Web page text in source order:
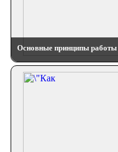
Основные принципы работы